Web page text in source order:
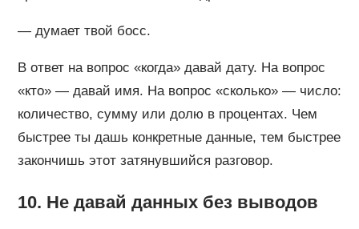
— думает твой босс.
В ответ на вопрос «когда» давай дату. На вопрос
«кто» — давай имя. На вопрос «сколько» — число:
количество, сумму или долю в процентах. Чем
быстрее ты дашь конкретные данные, тем быстрее
закончишь этот затянувшийся разговор.
10. Не давай данных без выводов